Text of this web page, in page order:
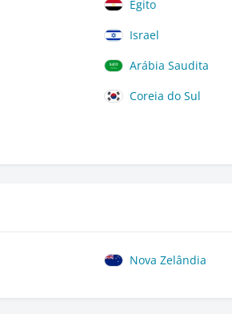
Egito
Israel
Arábia Saudita
Coreia do Sul
Nova Zelândia